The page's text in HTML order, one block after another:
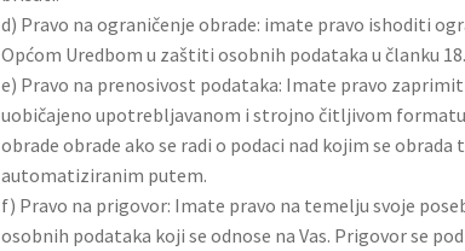
d) Pravo na ograničenje obrade: imate pravo ishoditi
Općom Uredbom u zaštiti osobnih podataka u članku 18.
e) Pravo na prenosivost podataka: Imate pravo
uobičajeno upotrebljavanom i strojno čitljivom
obrade obrade ako se radi o podaci nad kojim se
automatiziranim putem.
f) Pravo na prigovor: Imate pravo na temelju svoje
osobnih podataka koji se odnose na Vas. Prigovor se